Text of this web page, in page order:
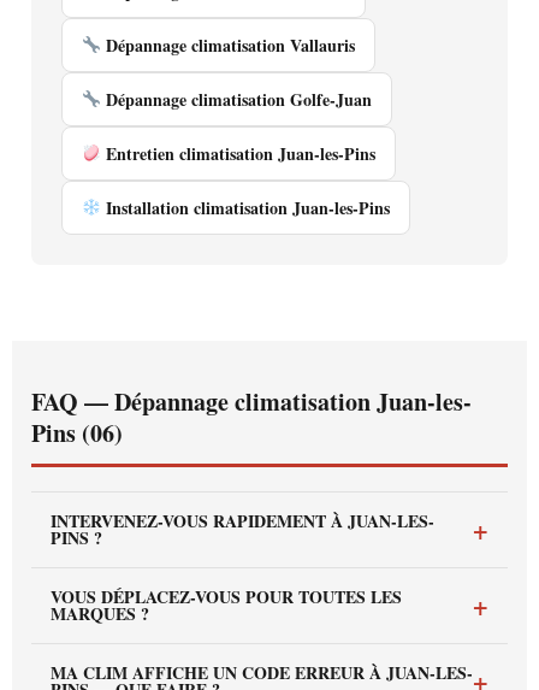
Dépannage climatisation Vallauris
Dépannage climatisation Golfe-Juan
Entretien climatisation Juan-les-Pins
Installation climatisation Juan-les-Pins
FAQ — Dépannage climatisation Juan-les-
Pins (06)
INTERVENEZ-VOUS RAPIDEMENT À JUAN-LES-
PINS ? +
Oui — nous intervenons sous 48h à Juan-les-Pins, dans
tous ses secteurs — front de mer, pinède, centre Juan et
VOUS DÉPLACEZ-VOUS POUR TOUTES LES
MARQUES ? +
Oui — Daikin, Mitsubishi Electric, Gree, Atlantic,
MA CLIM AFFICHE UN CODE ERREUR À JUAN-LES-+